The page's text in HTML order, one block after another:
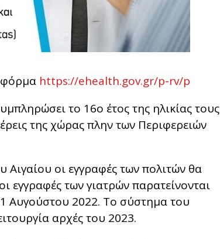
https://ehealth.gov.gr/p-rv/p
το 16ο έτος της ηλικίας τους
της χώρας πλην των Περιφερειών
Αιγαίου οι εγγραφές των πολιτών θα
εγγραφές των γιατρών παρατείνονται
Αυγούστου 2022. Το σύστημα του
αρχές του 2023.